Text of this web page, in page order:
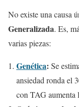
No existe una causa
Generalizada. Es,
varias piezas:
Genética: Se
ansiedad ronda el
con TAG aumenta